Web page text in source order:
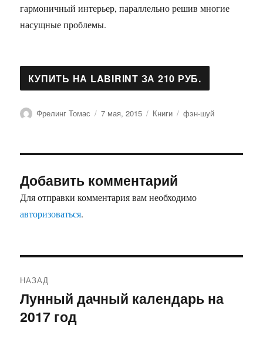
гармоничный интерьер, параллельно решив многие
насущные проблемы.
Автор
Фрелинг Томас Опубликовано
7 мая, 2015 Рубрики
Книги Метки
фэн-шуй
Добавить комментарий
Для отправки комментария вам необходимо
авторизоваться.
по
записям
НАЗАД
Предыдущая
запись:
Лунный дачный календарь на
2017 год